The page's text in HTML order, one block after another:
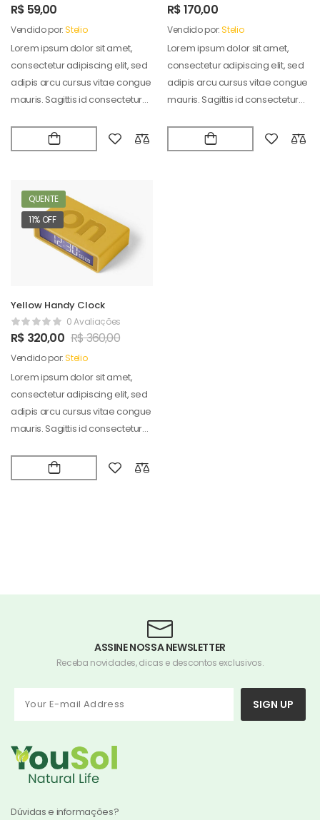
R$ 59,00
Vendido por:Stelio
Lorem ipsum dolor sit amet,
consectetur adipiscing elit, sed
adipis arcu cursus vitae congue
mauris. Sagittis id consectetur
R$170,00
Vendido por:Stelio
Lorem ipsum dolor sit amet,
consectetur adipiscing elit, sed
adipis arcu cursus vitae congue
mauris. Sagittis id consectetur
QUENTE
11% OFF
Yellow Handy Clock
0 Avaliações
R$ 320,00 R$360,00
Vendido por:Stelio
Lorem ipsum dolor sit amet,
consectetur adipiscing elit, sed
adipis arcu cursus vitae congue
mauris. Sagittis id consectetur
ASSINE NOSSA NEWSLETTER
Receba novidades, dicas e descontos exclusivos.
SIGN UP
Dúvidas e informações?